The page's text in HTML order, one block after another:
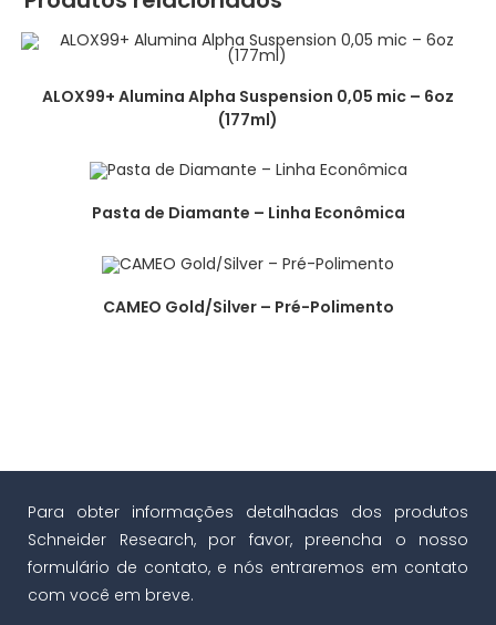
ALOX99+ Alumina Alpha Suspension 0,05 mic – 6oz
(177ml)
Pasta de Diamante – Linha Econômica
CAMEO Gold/Silver – Pré-Polimento
Para obter informações detalhadas dos produtos
Schneider Research, por favor, preencha o nosso
formulário de contato, e nós entraremos em contato
com você em breve.